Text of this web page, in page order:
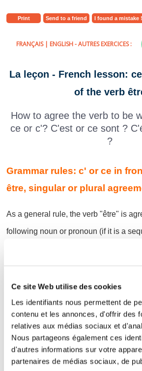
Ce site Web utilise des cookies
Les identifiants nous permettent de
contenu et les annonces, d'offrir des
relatives aux médias sociaux et
Nous partageons également ces
d'autres informations sur votre
partenaires de médias sociaux, de
Print Send to a friend I found a mistake !
FRANÇAIS| ENGLISH- AUTRES EXERCICES :
La leçon - French lesson:
of the verb
How to agree the verb to be
ce or c'? C'est or ce sont ?
?
Grammar rules: c' or ce in
être, singular or plural
As a general rule, the verb "être" is
following noun or pronoun (if it is a
take the first from the list), if the
Example:
C'estun ticket de tombola.Ce sont
turbulents.C'est nousses parents. Ce
C'est un poireau, trois carottes et
terre qui te faut pour préparer la soupe.